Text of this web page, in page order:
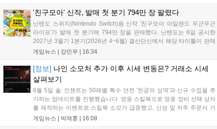
이후 중국 내 첫 형사사건임을 강조하며 향후 무단 유출에 강경
대응할 방침입니다....
'친구모아' 신작, 발매 첫 분기 794만 장 팔렸다
닌텐도 스위치(Nintendo Switch)용 신작 '친구모아 아일랜드 두근두근
라이프'가 발매 첫 분기에 794만 장을 판매했다. 닌텐도는 6일 공시한
2027년 3월기 1분기(2026년 4~6월) 결산단신에서 해당 타이틀이 판매
를 크게 늘렸다고 밝혔다. 4월 16일 발매된 이 작품은 약 2개월 반 만에
게임뉴스 | 강민우 16:34
[정보] 나인 소모처 추가 이후 시세 변동은? 거래소 시세
살펴보기
8월 5일 솔: 인챈트는 50레벨 특수 던전 '천궁의 성역'과 신규 수집을 추
가하는 업데이트를 진행했습니다. 영웅 스킬북으로 영웅 장비 선택 상자
를 제작하는 이벤트로 스킬북 소모가 급증했고, 신성 및 저주 주문서 가
격은 소폭 상승했습니다. 나인 코어 시세는 보합세를 유지 중이며, 신의
게임뉴스 | 박재훈 16:08